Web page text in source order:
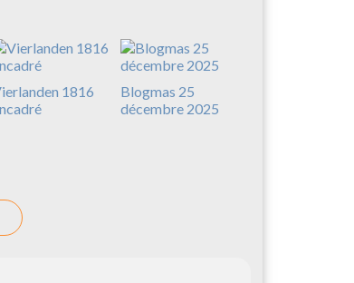
1816
Blogmas 25
décembre 2025